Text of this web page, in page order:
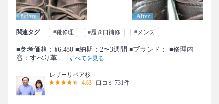
Before After
関連タグ #靴修理 #履き口補修 #メンズ ...
■参考価格：¥6,480 ■納期：2〜3週間 ■ブランド： ■修理内
容：すべり革...
すべてを見る
レザーリペア杉
4.63
口コミ 731件